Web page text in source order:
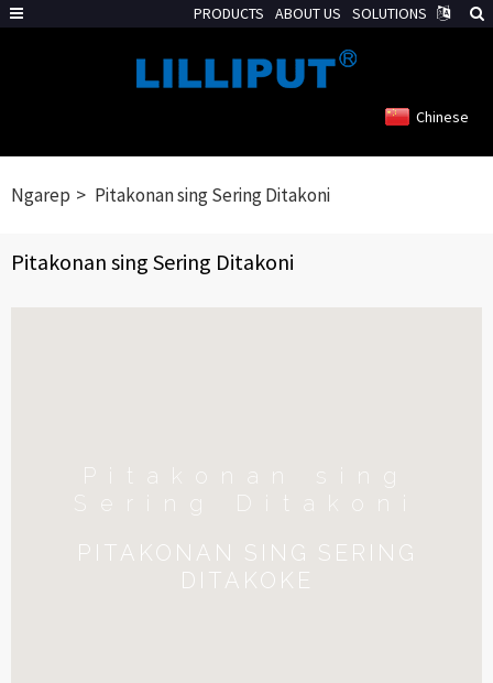
Chinese
Ngarep Pitakonan sing Sering Ditakoni
Pitakonan sing Sering Ditakoni
Pitakonan sing
Sering Ditakoni
PITAKONAN SING SERING
DITAKOKE
PRODUCTS ABOUT US SOLUTIONS